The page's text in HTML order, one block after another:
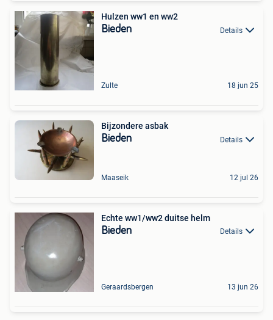
Hulzen ww1 en ww2
Bieden Details
Zulte 18 jun 25
Bijzondere asbak
Bieden Details
Maaseik 12 jul 26
Echte ww1/ww2 duitse helm
Bieden Details
Geraardsbergen 13 jun 26